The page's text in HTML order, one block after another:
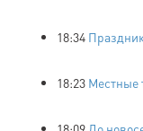
18:34
18:23 Местные